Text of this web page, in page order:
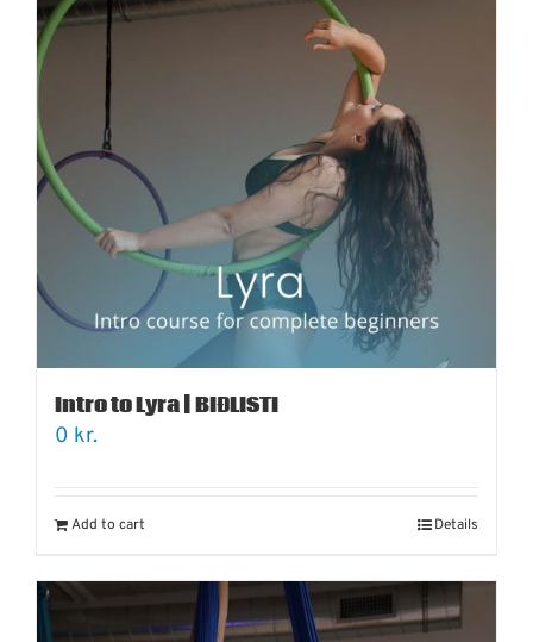
Intro to Lyra | BIÐLISTI
0 kr.
Add to cart Details